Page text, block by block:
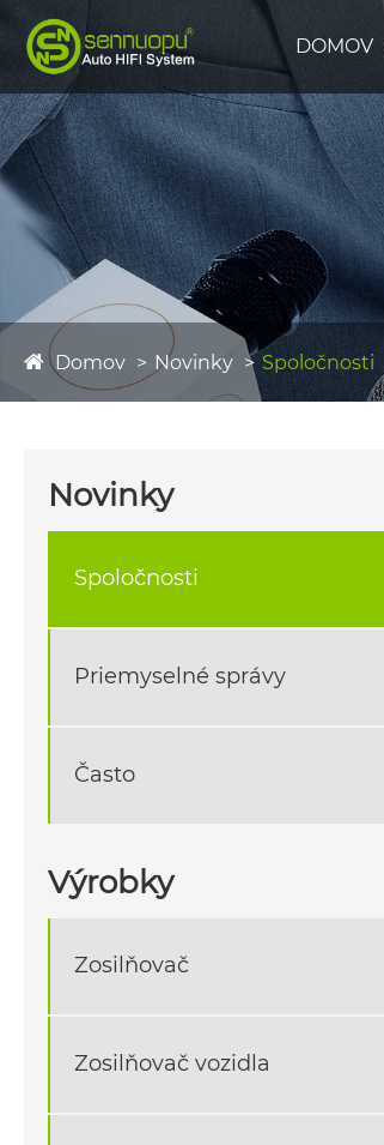
DOMOV
Domov Novinky Spoločnosti
Novinky
Spoločnosti
Priemyselné správy
Často
Výrobky
Zosilňovač
Zosilňovač vozidla